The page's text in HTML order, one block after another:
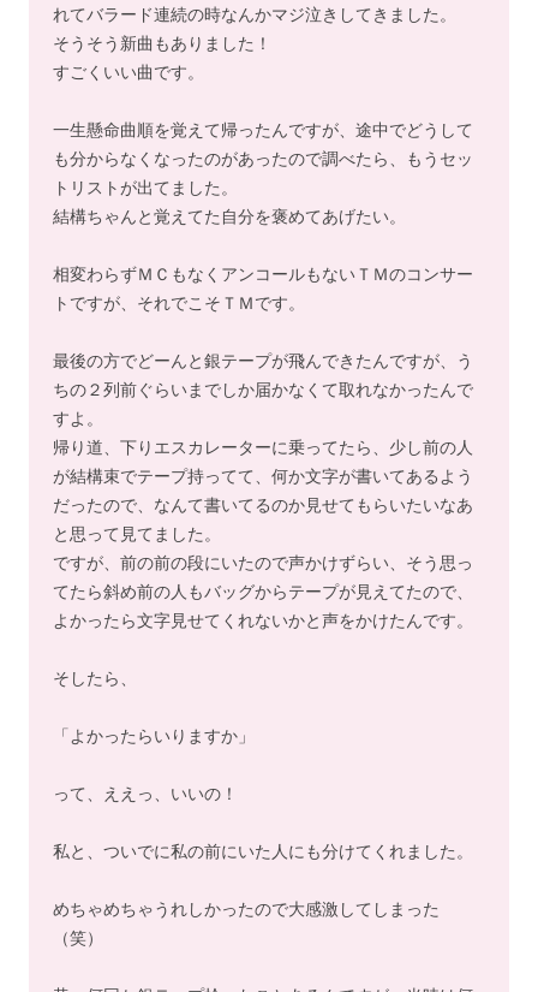
れてバラード連続の時なんかマジ泣きしてきました。
そうそう新曲もありました！
すごくいい曲です。
一生懸命曲順を覚えて帰ったんですが、途中でどうして
も分からなくなったのがあったので調べたら、もうセッ
トリストが出てました。
結構ちゃんと覚えてた自分を褒めてあげたい。
相変わらずＭＣもなくアンコールもないＴＭのコンサー
トですが、それでこそＴＭです。
最後の方でどーんと銀テープが飛んできたんですが、う
ちの２列前ぐらいまでしか届かなくて取れなかったんで
すよ。
帰り道、下りエスカレーターに乗ってたら、少し前の人
が結構束でテープ持ってて、何か文字が書いてあるよう
だったので、なんて書いてるのか見せてもらいたいなあ
と思って見てました。
ですが、前の前の段にいたので声かけずらい、そう思っ
てたら斜め前の人もバッグからテープが見えてたので、
よかったら文字見せてくれないかと声をかけたんです。
そしたら、
「よかったらいりますか」
って、ええっ、いいの！
私と、ついでに私の前にいた人にも分けてくれました。
めちゃめちゃうれしかったので大感激してしまった
（笑）